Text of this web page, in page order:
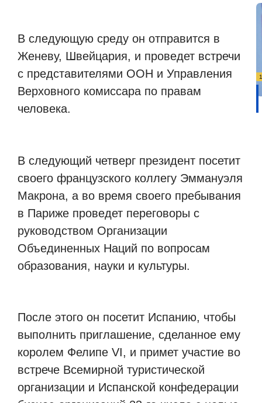
В следующую среду он отправится в
Женеву, Швейцария, и проведет встречи
с представителями ООН и Управления
Верховного комиссара по правам
человека.
В следующий четверг президент посетит
своего французского коллегу Эммануэля
Макрона, а во время своего пребывания
в Париже проведет переговоры с
руководством Организации
Объединенных Наций по вопросам
образования, науки и культуры.
После этого он посетит Испанию, чтобы
выполнить приглашение, сделанное ему
королем Фелипе VI, и примет участие во
встрече Всемирной туристической
организации и Испанской конфедерации